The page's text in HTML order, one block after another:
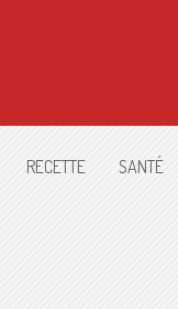
RECETTE SANTÉ